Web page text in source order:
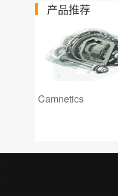
产品推荐
Camnetics